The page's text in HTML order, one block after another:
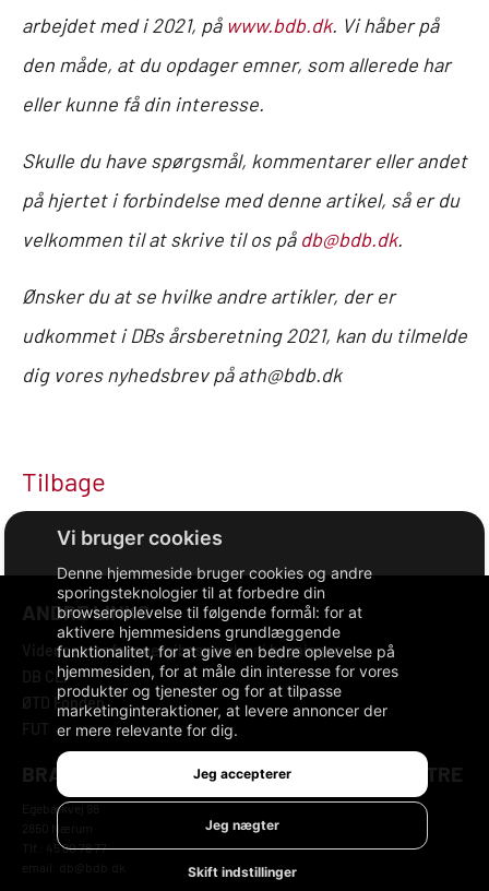
Denne hjemmeside bruger cookies og andre
sporingsteknologier til at forbedre din
browseroplevelse til følgende formål:for at
aktivere hjemmesidens grundlæggende
funktionalitet,for at give en bedre oplevelse på
hjemmesiden,for at måle din interesse for vores
produkter og tjenester og for at tilpasse
marketinginteraktioner,at levere annoncer der
er mere relevante for dig.
Jeg accepterer
Jeg nægter
Skift indstillinger
arbejdet med i 2021, på www.bdb.dk. Vi håber på
den måde, at du opdager emner, som allerede har
eller kunne få din interesse.
Skulle du have spørgsmål, kommentarer eller andet
på hjertet i forbindelse med denne artikel, så er du
velkommen til at skrive til os på db@bdb.dk.
Ønsker du at se hvilke andre artikler, der er
udkommet i DBs årsberetning 2021, kan du tilmelde
dig vores nyhedsbrev på ath@bdb.dk
Tilbage
ANDRE LINKS
Videncenter for energibesparelser i bygninger
DB CLP
ØTD Fonden
FUT
BRANCHEFORENINGEN DANSKE BYGGECENTRE
Egebækvej 98
2850 Nærum
Tlf.: 45 80 78 77
email: db@bdb.dk